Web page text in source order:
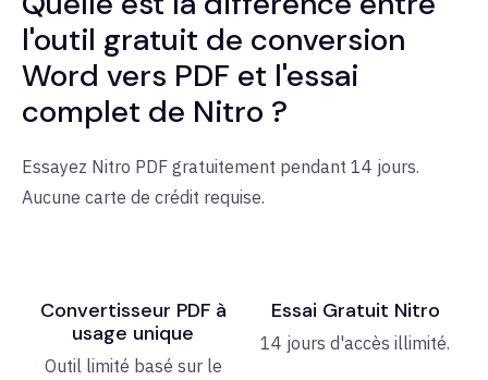
l'outil gratuit de conversion
Word vers PDF et l'essai
complet de Nitro ?
Essayez Nitro PDF gratuitement pendant 14 jours.
Aucune carte de crédit requise.
Convertisseur PDF à
usage unique
Outil limité basé sur le
Essai Gratuit Nitro
14 jours d'accès illimité.